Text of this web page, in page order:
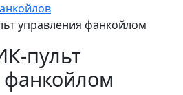
управления фанкойлом
пульт